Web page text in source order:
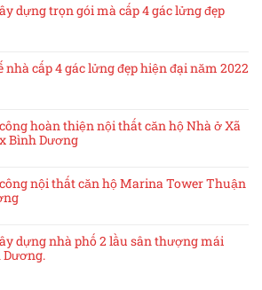
dựng trọn gói mà cấp 4 gác lửng đẹp
cấp 4 gác lửng đẹp hiện đại năm 2022
hoàn thiện nội thất căn hộ Nhà ở Xã
Bình Dương
nội thất căn hộ Marina Tower Thuận
dựng nhà phố 2 lầu sân thượng mái